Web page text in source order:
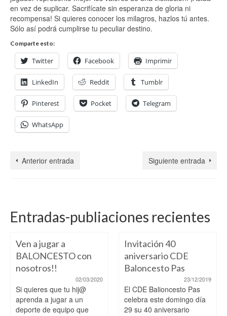
en vez de suplicar. Sacrifícate sin esperanza de gloria ni
recompensa! Si quieres conocer los milagros, hazlos tú antes.
Sólo así podrá cumplirse tu peculiar destino.
Comparte esto:
Twitter Facebook Imprimir
LinkedIn Reddit Tumblr
Pinterest Pocket Telegram
WhatsApp
Anterior entrada Siguiente entrada
Entradas-publiaciones recientes
Ven a jugar a
BALONCESTO con
nosotros!!
02/03/2020
Si quieres que tu hij@
aprenda a jugar a un
deporte de equipo que
Invitación 40
aniversario CDE
Baloncesto Pas
23/12/2019
El CDE Balioncesto Pas
celebra este domingo día
29 su 40 aniversario